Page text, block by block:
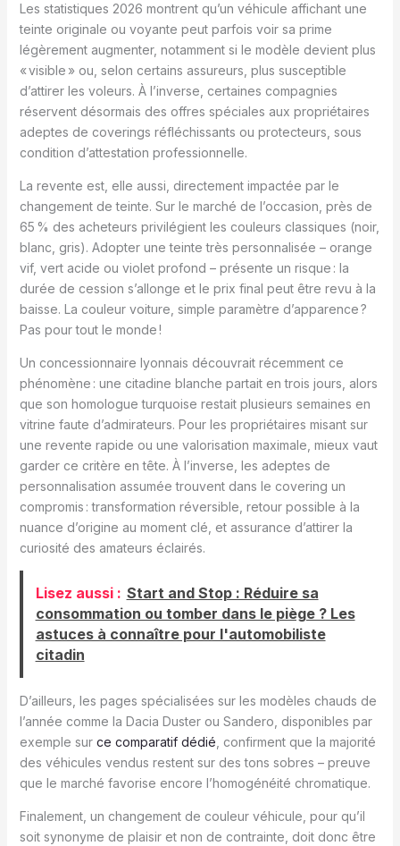
Les statistiques 2026 montrent qu’un véhicule affichant une
teinte originale ou voyante peut parfois voir sa prime
légèrement augmenter, notamment si le modèle devient plus
« visible » ou, selon certains assureurs, plus susceptible
d’attirer les voleurs. À l’inverse, certaines compagnies
réservent désormais des offres spéciales aux propriétaires
adeptes de coverings réfléchissants ou protecteurs, sous
condition d’attestation professionnelle.
La revente est, elle aussi, directement impactée par le
changement de teinte. Sur le marché de l’occasion, près de
65 % des acheteurs privilégient les couleurs classiques (noir,
blanc, gris). Adopter une teinte très personnalisée – orange
vif, vert acide ou violet profond – présente un risque : la
durée de cession s’allonge et le prix final peut être revu à la
baisse. La couleur voiture, simple paramètre d’apparence ?
Pas pour tout le monde !
Un concessionnaire lyonnais découvrait récemment ce
phénomène : une citadine blanche partait en trois jours, alors
que son homologue turquoise restait plusieurs semaines en
vitrine faute d’admirateurs. Pour les propriétaires misant sur
une revente rapide ou une valorisation maximale, mieux vaut
garder ce critère en tête. À l’inverse, les adeptes de
personnalisation assumée trouvent dans le covering un
compromis : transformation réversible, retour possible à la
nuance d’origine au moment clé, et assurance d’attirer la
curiosité des amateurs éclairés.
Lisez aussi : Start and Stop : Réduire sa
consommation ou tomber dans le piège ? Les
astuces à connaître pour l'automobiliste
citadin
D’ailleurs, les pages spécialisées sur les modèles chauds de
l’année comme la Dacia Duster ou Sandero, disponibles par
exemple sur ce comparatif dédié , confirment que la majorité
des véhicules vendus restent sur des tons sobres – preuve
que le marché favorise encore l’homogénéité chromatique.
Finalement, un changement de couleur véhicule, pour qu’il
soit synonyme de plaisir et non de contrainte, doit donc être